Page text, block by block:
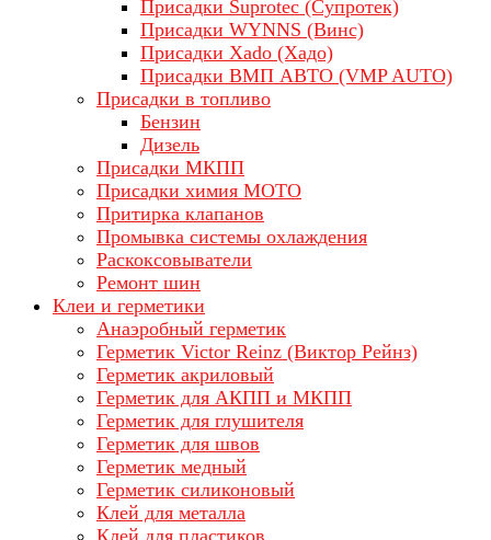
Присадки Suprotec (Супротек)
Присадки WYNNS (Винс)
Присадки Xado (Хадо)
Присадки ВМП АВТО (VMP AUTO)
Присадки в топливо
Бензин
Дизель
Присадки МКПП
Присадки химия МОТО
Притирка клапанов
Промывка системы охлаждения
Раскоксовыватели
Ремонт шин
Клеи и герметики
Анаэробный герметик
Герметик Victor Reinz (Виктор Рейнз)
Герметик акриловый
Герметик для АКПП и МКПП
Герметик для глушителя
Герметик для швов
Герметик медный
Герметик силиконовый
Клей для металла
Клей для пластиков